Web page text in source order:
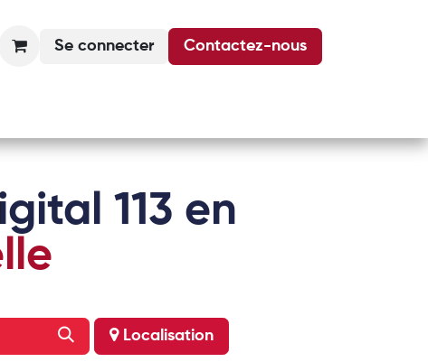
Se connecter Contactez-nous
113 en
Localisation